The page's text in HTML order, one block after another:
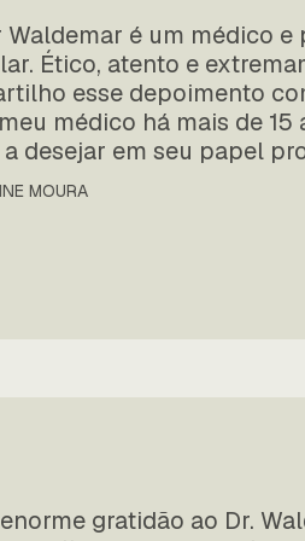
ao cargo de
CREMEGO,
um dos fundadores da
da UFG e do
da Academia Goiana
Militares do Brasil
2021, criou a Academia
Waldemar é um médico e
Ético, atento e
esse depoimento
médico há mais de 15
desejar em seu papel
MOURA
gratidão ao Dr.